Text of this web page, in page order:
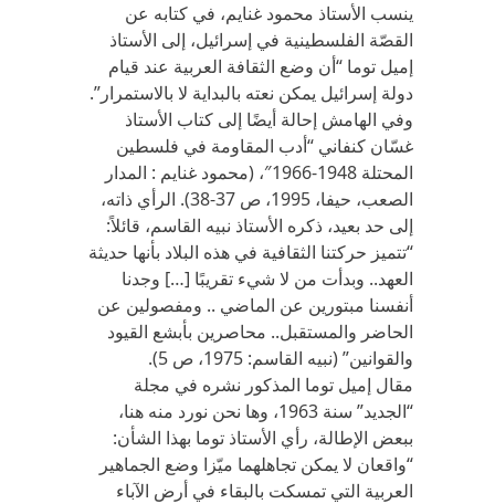
ينسب الأستاذ محمود غنايم، في كتابه عن
القصّة الفلسطينية في إسرائيل، إلى الأستاذ
إميل توما “أن وضع الثقافة العربية عند قيام
دولة إسرائيل يمكن نعته بالبداية لا بالاستمرار”.
وفي الهامش إحالة أيضًا إلى كتاب الأستاذ
غسّان كنفاني “أدب المقاومة في فلسطين
المحتلة 1948-1966″، (محمود غنايم : المدار
الصعب، حيفا، 1995، ص 37-38). الرأي ذاته،
إلى حد بعيد، ذكره الأستاذ نبيه القاسم، قائلاً:
“تتميز حركتنا الثقافية في هذه البلاد بأنها حديثة
العهد.. وبدأت من لا شيء تقريبًا […] وجدنا
أنفسنا مبتورين عن الماضي .. ومفصولين عن
الحاضر والمستقبل.. محاصرين بأبشع القيود
والقوانين” (نبيه القاسم: 1975، ص 5).
مقال إميل توما المذكور نشره في مجلة
“الجديد” سنة 1963، وها نحن نورد منه هنا،
ببعض الإطالة، رأي الأستاذ توما بهذا الشأن:
“واقعان لا يمكن تجاهلهما ميّزا وضع الجماهير
العربية التي تمسكت بالبقاء في أرض الآباء